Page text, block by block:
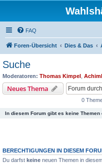
FAQ
Foren-Übersicht Dies & Das
Suche
Moderatoren: Thomas Kimpel
Neues Thema
0
In diesem Forum gibt es keine Themen
BERECHTIGUNGEN IN DIESEM
Du darfst keine neuen Themen in